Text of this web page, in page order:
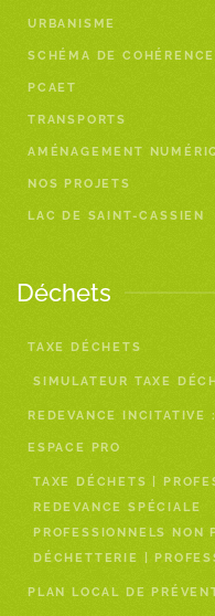
URBANISME
SCHÉMA DE
PCAET
TRANSPORTS
AMÉNAGEMENT
NOS PROJETS
LAC DE SAINT-CASSIEN
Déchets
TAXE DÉCHETS
SIMULATEUR TAXE
REDEVANCE INCITATIVE
ESPACE PRO
TAXE DÉCHETS |
REDEVANCE SPÉCIALE
PROFESSIONNELS NON
DÉCHETTERIE |
PLAN LOCAL DE